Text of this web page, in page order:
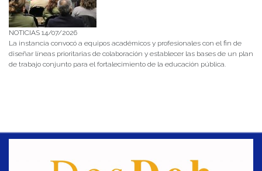
NOTICIAS 14/07/2026
La instancia convocó a equipos académicos y profesionales con el fin de
diseñar líneas prioritarias de colaboración y establecer las bases de un plan
de trabajo conjunto para el fortalecimiento de la educación pública.